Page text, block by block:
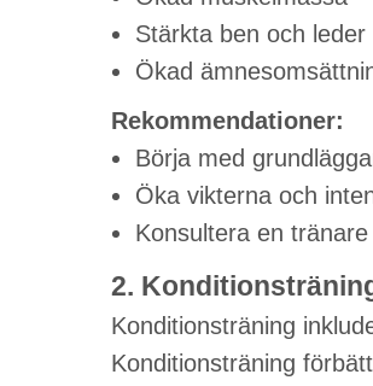
Stärkta ben och leder
Ökad
Rekommendationer:
Börja med
Öka vikterna och
Konsultera en
2.
Konditionsträning
Konditionsträning